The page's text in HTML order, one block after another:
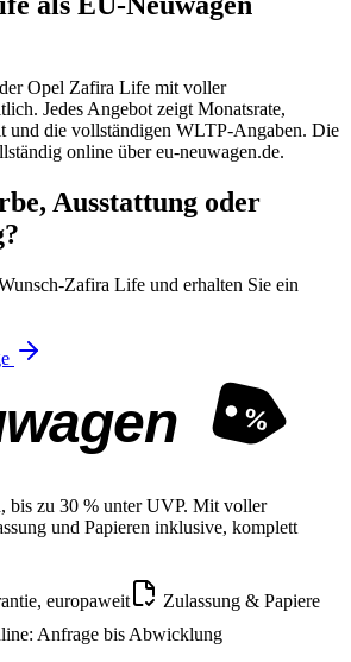
Opel Zafira Life mit voller
Jedes Angebot zeigt Monatsrate,
und die vollständigen WLTP-Angaben. Die
online über eu-neuwagen.de.
Ausstattung oder
Zafira Life und erhalten Sie ein
%
bis zu 30 % unter UVP. Mit voller
und Papieren inklusive, komplett
europaweit
Zulassung & Papiere
Anfrage bis Abwicklung